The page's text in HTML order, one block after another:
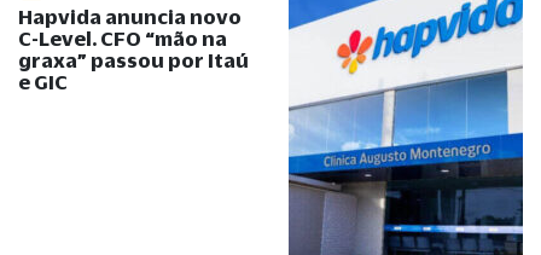
Hapvida anuncia novo
C-Level. CFO “mão na
graxa” passou por Itaú
e GIC